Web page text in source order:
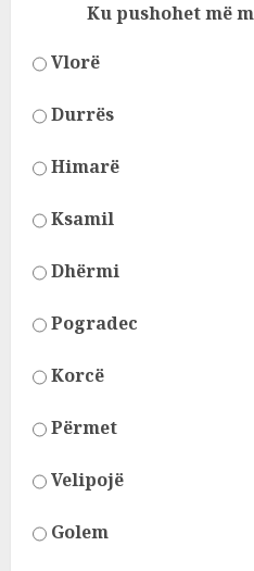
Ku pushohet më
Vlorë
Durrës
Himarë
Ksamil
Dhërmi
Pogradec
Korcë
Përmet
Velipojë
Golem